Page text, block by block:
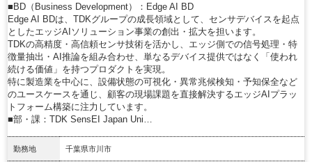
■BD（Business Development）：Edge AI BD
Edge AI BDは、TDKグループの成長領域として、センサデバイスを起点
としたエッジAIソリューション事業の創出・拡大を担います。
TDKの高精度・高信頼センサ技術を活かし、エッジ側での信号処理・特
徴量抽出・AI推論を組み合わせ、単なるデバイス提供ではなく「使われ
続ける価値」を持つプロダクトを実現。
特に製造業を中心に、設備状態の可視化・異常兆候検知・予知保全など
のユースケースを通じ、顧客の現場課題を直接解決するエッジAIプラッ
トフォーム構築に注力しています。
■部・課：TDK SensEI Japan Uni…
勤務地 千葉県市川市